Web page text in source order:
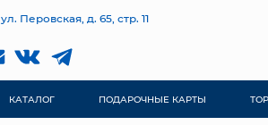
ул. Перовская, д. 65, стр. 11
КАТАЛОГ ПОДАРОЧНЫЕ КАРТЫ